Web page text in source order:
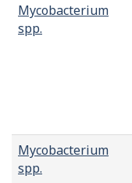
Mycobacterium
spp.
Mycobacterium
spp.